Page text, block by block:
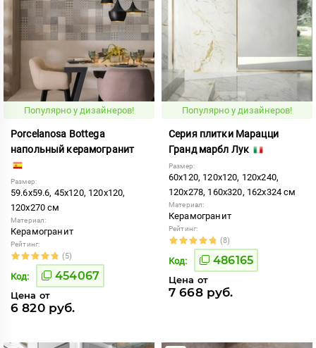
Популярно у дизайнеров!
Porcelanosa Bottega
напольный керамогранит
Размер:
59.6x59.6, 45x120, 120x120,
120x270 см
Материал:
Керамогранит
Рейтинг:
(5)
Код: 454067
Цена от
6 820 руб.
Популярно у дизайнеров!
Серия плитки Марацци
Гранд марбл Лук
Размер:
60x120, 120x120, 120x240,
120x278, 160x320, 162x324 см
Материал:
Керамогранит
Рейтинг:
(8)
Код: 486165
Цена от
7 668 руб.